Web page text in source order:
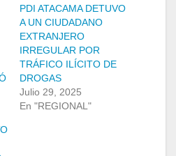
PDI ATACAMA DETUVO
A UN CIUDADANO
EXTRANJERO
IRREGULAR POR
TRÁFICO ILÍCITO DE
DROGAS
Julio 29, 2025
En "REGIONAL"